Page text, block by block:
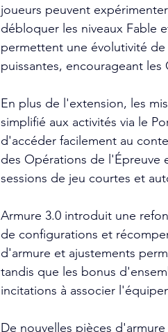
joueurs peuvent
débloquer les niveaux Fable
permettent une évolutivité
puissantes, encourageant les
En plus de l'extension, les
simplifié aux activités via le
d'accéder facilement au
des Opérations de l'Épreuve
sessions de jeu courtes et
Armure 3.0 introduit une
de configurations et
d'armure et ajustements
tandis que les bonus
incitations à associer
De nouvelles pièces